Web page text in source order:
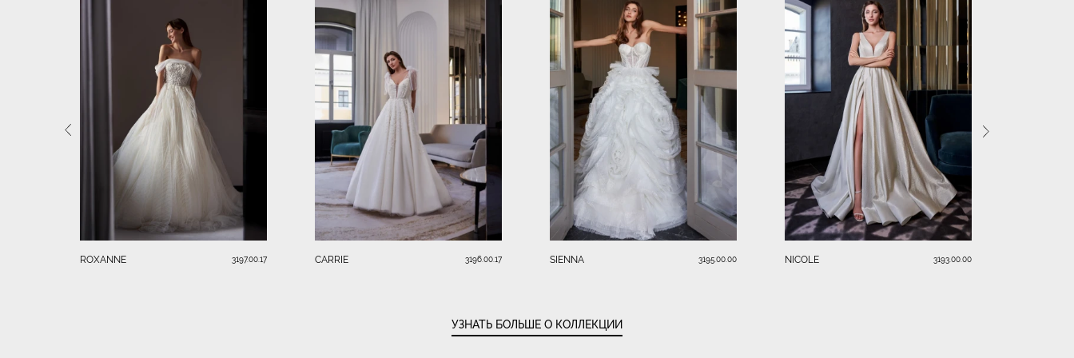
ROXANNE 3197.00.17 CARRIE 3196.00.17 SIENNA 3195.00.00 NICOLE 3193.00.00
УЗНАТЬ БОЛЬШЕ О КОЛЛЕКЦИИ